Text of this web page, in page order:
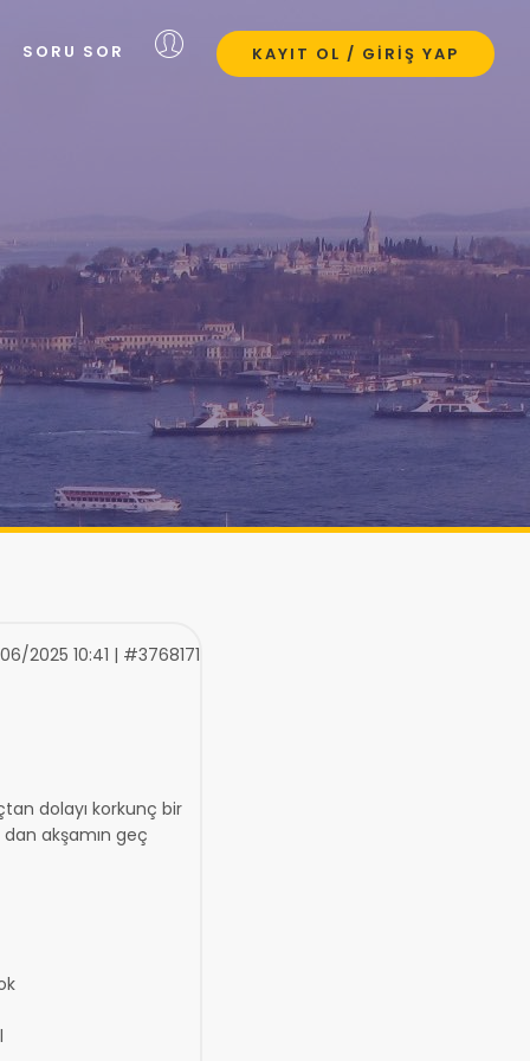
2025 10:41 | #3768171
dolayı korkunç bir
akşamın geç
KAYIT OL / GIRIŞ YAP
SORU SOR